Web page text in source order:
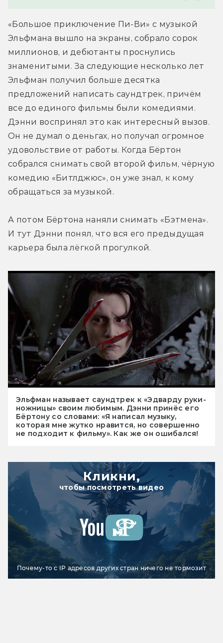
«Большое приключение Пи-Ви» с музыкой
Эльфмана вышло на экраны, собрало сорок
миллионов, и дебютанты проснулись
знаменитыми. За следующие несколько лет
Эльфман получил больше десятка
предложений написать саундтрек, причём
все до единого фильмы были комедиями.
Дэнни воспринял это как интересный вызов.
Он не думал о деньгах, но получал огромное
удовольствие от работы. Когда Бёртон
собрался снимать свой второй фильм, чёрную
комедию «Битлджюс», он уже знал, к кому
обращаться за музыкой.
А потом Бёртона наняли снимать «Бэтмена».
И тут Дэнни понял, что вся его предыдущая
карьера была лёгкой прогулкой.
Эльфман называет саундтрек к «Эдварду руки-
ножницы» своим любимым. Дэнни принёс его
Бёртону со словами: «Я написал музыку,
которая мне жутко нравится, но совершенно
не подходит к фильму». Как же он ошибался!
Кликни,
чтобы посмотреть видео
Почему-то с IP адресов других стран ничего не тормозит